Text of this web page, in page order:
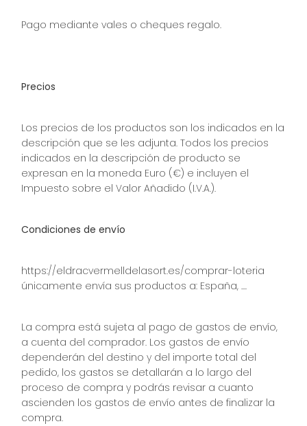
Pago mediante vales o cheques regalo.
Precios
Los precios de los productos son los indicados en la
descripción que se les adjunta. Todos los precios
indicados en la descripción de producto se
expresan en la moneda Euro (€) e incluyen el
Impuesto sobre el Valor Añadido (I.V.A.).
Condiciones de envío
https://eldracvermelldelasort.es/comprar-loteria
únicamente envía sus productos a: España, ....
La compra está sujeta al pago de gastos de envío,
a cuenta del comprador. Los gastos de envío
dependerán del destino y del importe total del
pedido, los gastos se detallarán a lo largo del
proceso de compra y podrás revisar a cuanto
ascienden los gastos de envío antes de finalizar la
compra.